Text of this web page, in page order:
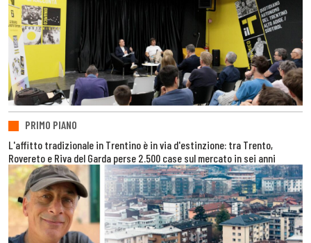
PRIMO PIANO
L'affitto tradizionale in Trentino è in via d'estinzione: tra Trento,
Rovereto e Riva del Garda perse 2.500 case sul mercato in sei anni